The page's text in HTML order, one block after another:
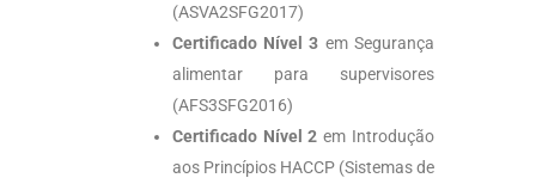
(ASVA2SFG2017)
Certificado Nível 3 em Segurança
alimentar para supervisores
(AFS3SFG2016)
Certificado Nível 2 em Introdução
aos Princípios HACCP (Sistemas de